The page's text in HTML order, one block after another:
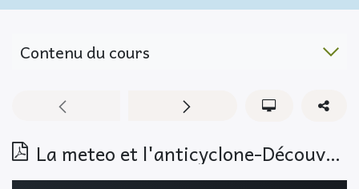
Contenu du cours
La meteo et l'anticyclone-Découverte FALC